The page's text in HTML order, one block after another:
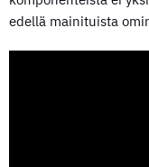
edellä mainituista